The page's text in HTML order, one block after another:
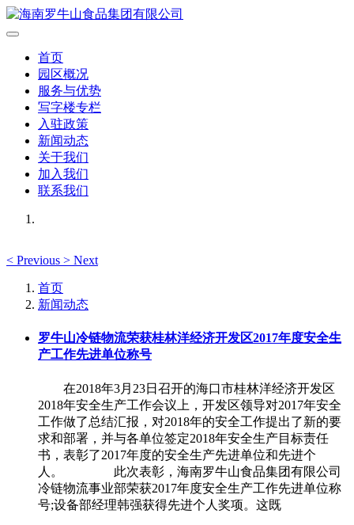
首页
园区概况
服务与优势
写字楼专栏
入驻政策
新闻动态
关于我们
加入我们
联系我们
< Previous > Next
首页
新闻动态
罗牛山冷链物流荣获桂林洋经济开发区2017年度安全生
产工作先进单位称号
在2018年3月23日召开的海口市桂林洋经济开发区
2018年安全生产工作会议上，开发区领导对2017年安全
工作做了总结汇报，对2018年的安全工作提出了新的要
求和部署，并与各单位签定2018年安全生产目标责任
书，表彰了2017年度的安全生产先进单位和先进个
人。 此次表彰，海南罗牛山食品集团有限公司
冷链物流事业部荣获2017年度安全生产工作先进单位称
号;设备部经理韩强获得先进个人奖项。这既